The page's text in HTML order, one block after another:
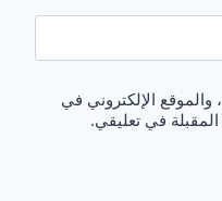
الإلكتروني في
في تعليقي.